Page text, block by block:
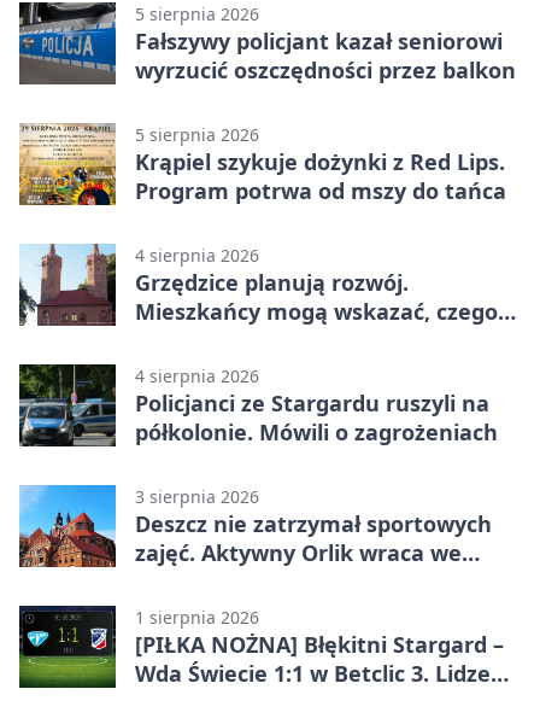
5 sierpnia 2026
Fałszywy policjant kazał seniorowi
wyrzucić oszczędności przez balkon
5 sierpnia 2026
Krąpiel szykuje dożynki z Red Lips.
Program potrwa od mszy do tańca
4 sierpnia 2026
Grzędzice planują rozwój.
Mieszkańcy mogą wskazać, czego
4 sierpnia 2026
Policjanci ze Stargardu ruszyli na
półkolonie. Mówili o zagrożeniach
3 sierpnia 2026
Deszcz nie zatrzymał sportowych
zajęć. Aktywny Orlik wraca we
1 sierpnia 2026
[PIŁKA NOŻNA] Błękitni Stargard –
Wda Świecie 1:1 w Betclic 3. Lidze